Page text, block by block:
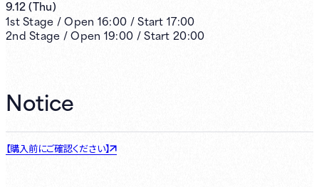
9.12(Thu)
1stStage /Open 16:00 /Start 17:00
2nd Stage /Open 19:00 /Start 20:00
Notice
【購入前にご確認ください】